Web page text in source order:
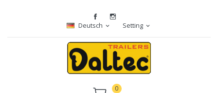
Deutsch expand_more Setting expand_more
0